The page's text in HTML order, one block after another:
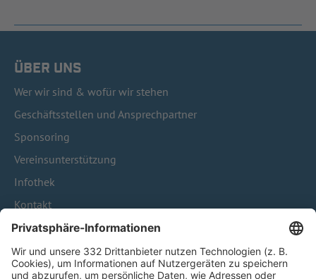
ÜBER UNS
Wer wir sind & wofür wir stehen
Geschäftsstellen und Ansprechpartner
Sponsoring
Vereinsunterstützung
Infothek
Kontakt
HÄUFIG BESUCHTE SEITEN
Pässe und Vereinswechsel